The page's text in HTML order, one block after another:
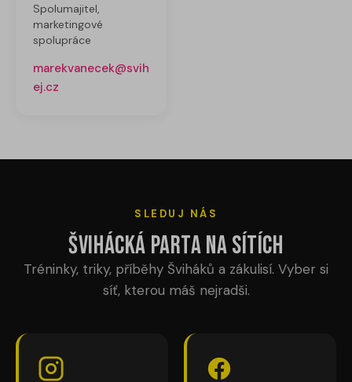
Spolumajitel,
marketingové
spolupráce
marekvanecek@svih
ej.cz
SLEDUJ NÁS
Švihácká parta na sítích
Tréninky, triky, příběhy Šviháků a zákulisí. Vyber si
síť, kterou máš nejradši.